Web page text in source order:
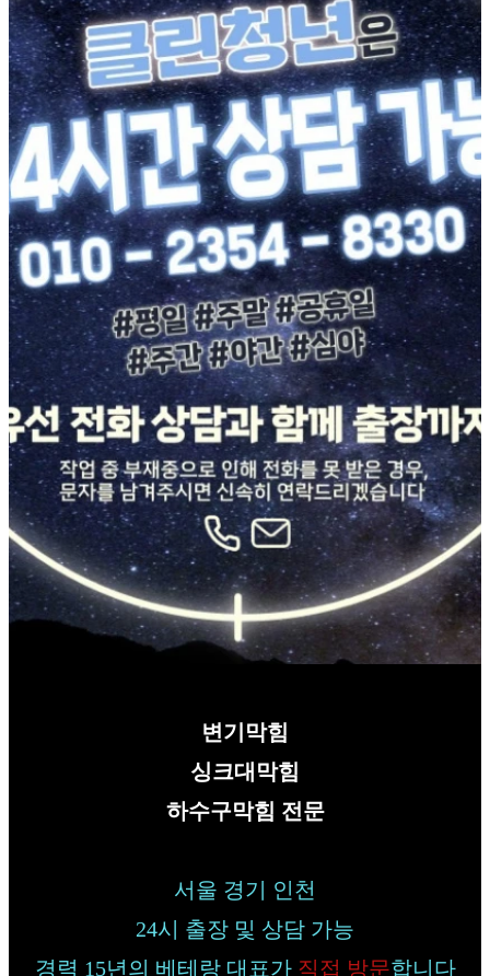
변기막힘
싱크대막힘
하수구막힘 전문
서울 경기 인천
24시 출장 및 상담 가능
경력 15년의 베테랑 대표가 직접 방문합니다